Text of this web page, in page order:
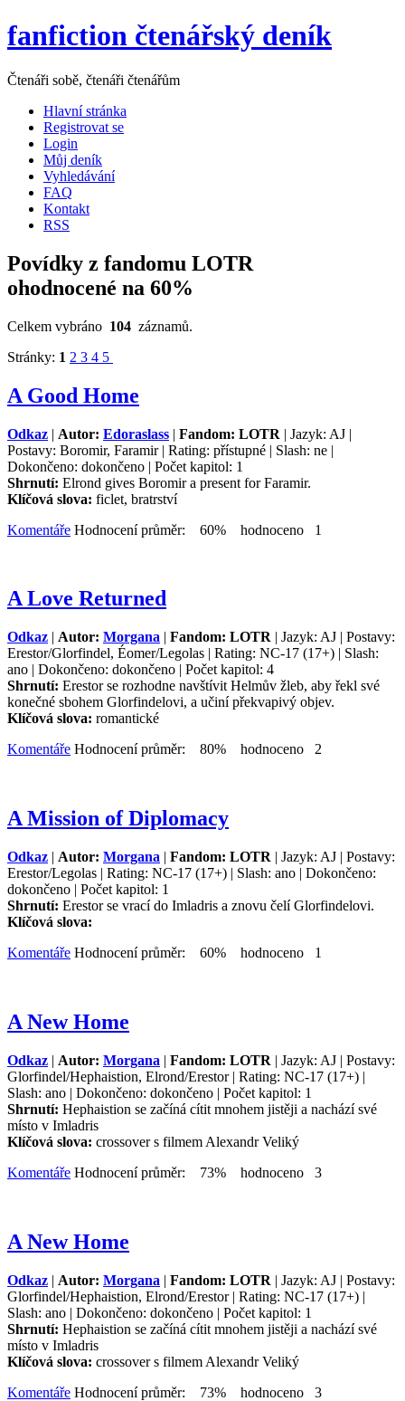
fanfiction čtenářský deník
Čtenáři sobě, čtenáři čtenářům
Hlavní stránka
Registrovat se
Login
Můj deník
Vyhledávání
FAQ
Kontakt
RSS
Povídky z fandomu LOTR
ohodnocené na 60%
Celkem vybráno 104 záznamů.
Stránky: 1 2 3 4 5
A Good Home
Odkaz | Autor: Edoraslass | Fandom: LOTR | Jazyk: AJ |
Postavy: Boromir, Faramir | Rating: přístupné | Slash: ne |
Dokončeno: dokončeno | Počet kapitol: 1
Shrnutí: Elrond gives Boromir a present for Faramir.
Klíčová slova: ficlet, bratrství
Komentáře Hodnocení průměr: 60% hodnoceno 1
A Love Returned
Odkaz | Autor: Morgana | Fandom: LOTR | Jazyk: AJ | Postavy:
Erestor/Glorfindel, Éomer/Legolas | Rating: NC-17 (17+) | Slash:
ano | Dokončeno: dokončeno | Počet kapitol: 4
Shrnutí: Erestor se rozhodne navštívit Helmův žleb, aby řekl své
konečné sbohem Glorfindelovi, a učiní překvapivý objev.
Klíčová slova: romantické
Komentáře Hodnocení průměr: 80% hodnoceno 2
A Mission of Diplomacy
Odkaz | Autor: Morgana | Fandom: LOTR | Jazyk: AJ | Postavy:
Erestor/Legolas | Rating: NC-17 (17+) | Slash: ano | Dokončeno:
dokončeno | Počet kapitol: 1
Shrnutí: Erestor se vrací do Imladris a znovu čelí Glorfindelovi.
Klíčová slova:
Komentáře Hodnocení průměr: 60% hodnoceno 1
A New Home
Odkaz | Autor: Morgana | Fandom: LOTR | Jazyk: AJ | Postavy:
Glorfindel/Hephaistion, Elrond/Erestor | Rating: NC-17 (17+) |
Slash: ano | Dokončeno: dokončeno | Počet kapitol: 1
Shrnutí: Hephaistion se začíná cítit mnohem jistěji a nachází své
místo v Imladris
Klíčová slova: crossover s filmem Alexandr Veliký
Komentáře Hodnocení průměr: 73% hodnoceno 3
A New Home
Odkaz | Autor: Morgana | Fandom: LOTR | Jazyk: AJ | Postavy:
Glorfindel/Hephaistion, Elrond/Erestor | Rating: NC-17 (17+) |
Slash: ano | Dokončeno: dokončeno | Počet kapitol: 1
Shrnutí: Hephaistion se začíná cítit mnohem jistěji a nachází své
místo v Imladris
Klíčová slova: crossover s filmem Alexandr Veliký
Komentáře Hodnocení průměr: 73% hodnoceno 3